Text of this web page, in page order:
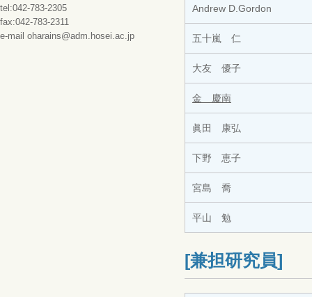
tel:042-783-2305
fax:042-783-2311
e-mail oharains@adm.hosei.ac.jp
Andrew D.Gordon
五十嵐 仁
大友 優子
金 慶南
眞田 康弘
下野 恵子
宮島 喬
平山 勉
[兼担研究員]